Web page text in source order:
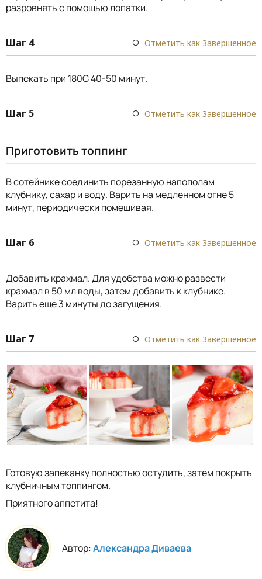
разровнять с помощью лопатки.
Шаг 4 Отметить как Завершенное
Выпекать при 180С 40-50 минут.
Шаг 5 Отметить как Завершенное
Приготовить топпинг
В сотейнике соединить порезанную напополам
клубнику, сахар и воду. Варить на медленном огне 5
минут, периодически помешивая.
Шаг 6 Отметить как Завершенное
Добавить крахмал. Для удобства можно развести
крахмал в 50 мл воды, затем добавить к клубнике.
Варить еще 3 минуты до загущения.
Шаг 7 Отметить как Завершенное
Готовую запеканку полностью остудить, затем покрыть
клубничным топпингом.
Приятного аппетита!
Автор:Александра Диваева